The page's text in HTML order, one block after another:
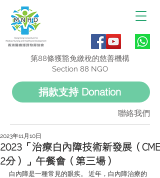
聯絡我們
捐款支持 Donation
第88條獲豁免繳稅的慈善機構
Section 88 NGO
2023「治療白內障技術新發展（CME
2分）」午餐會（第三場）
2023年11月10日
白內障是一種常見的眼疾。 近年，白內障治療的